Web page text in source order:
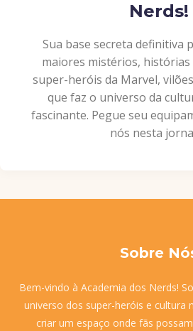
Nerds!
Sua base secreta definitiva
maiores mistérios,
super-heróis da Marvel,
que faz o universo da
fascinante. Pegue seu
nós nesta
Sobre
Bem-vindo à Academia dos Nerds!
universo dos super-heróis e cultura
criar um espaço onde fãs